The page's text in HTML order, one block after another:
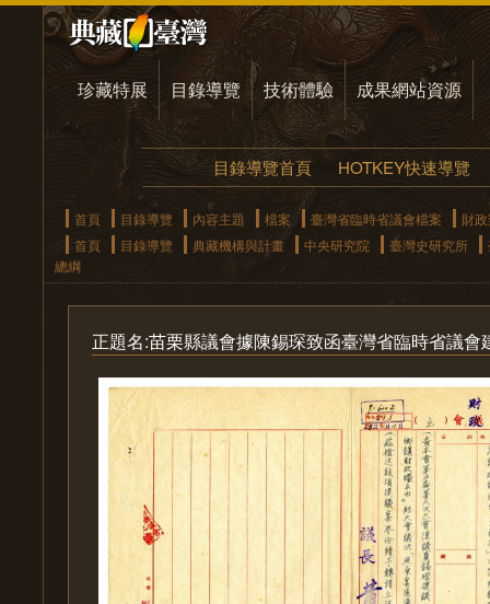
珍藏特展 目錄導覽 技術體驗 成果網站資源
目錄導覽首頁 HOTKEY快速導覽
首頁 目錄導覽 內容主題 檔案 臺灣省臨時省議會檔案
財
首頁
目錄導覽 典藏機構與計畫 中央研究院 臺灣史研究所
總綱
正題名:苗栗縣議會據陳錫琛致函臺灣省臨時省議會